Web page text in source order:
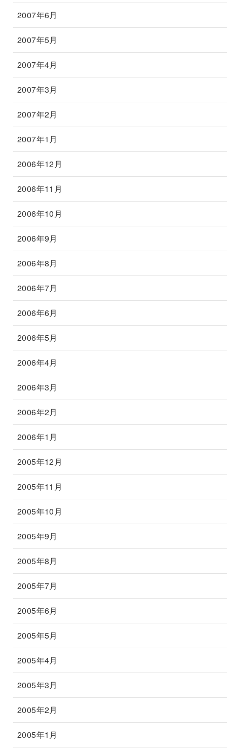
2007年6月
2007年5月
2007年4月
2007年3月
2007年2月
2007年1月
2006年12月
2006年11月
2006年10月
2006年9月
2006年8月
2006年7月
2006年6月
2006年5月
2006年4月
2006年3月
2006年2月
2006年1月
2005年12月
2005年11月
2005年10月
2005年9月
2005年8月
2005年7月
2005年6月
2005年5月
2005年4月
2005年3月
2005年2月
2005年1月